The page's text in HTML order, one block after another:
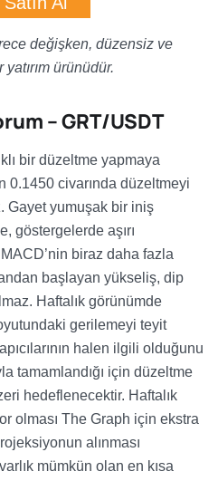
değişken, düzensiz ve
ürünüdür.
– GRT/USDT
bir düzeltme yapmaya
0.1450 civarında düzeltmeyi
Gayet yumuşak bir iniş
göstergelerde aşırı
biraz daha fazla
başlayan yükseliş, dip
Haftalık görünümde
gerilemeyi teyit
halen ilgili olduğunu
tamamlandığı için düzeltme
hedeflenecektir. Haftalık
olması The Graph için ekstra
alınması
mümkün olan en kısa